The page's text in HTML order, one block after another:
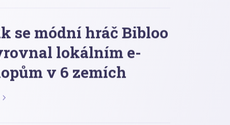
se módní hráč Bibloo
lokálním e-
v 6 zemích